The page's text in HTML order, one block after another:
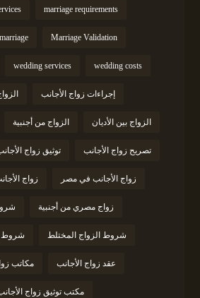
marriage requirements
Marriage Validation
wedding costs
wedding services
إجراءات زواج الأجانب
الزواج بين الأديان الزواج من أجنبية
تصريح زواج الأجانب توثيق زواج
زواج الأجانب في مصر زواج
زواج مصري من أجنبية
شروط الزواج المختلط شروط
عقد زواج الأجانب مكاتب
مكتب توثيق زواج